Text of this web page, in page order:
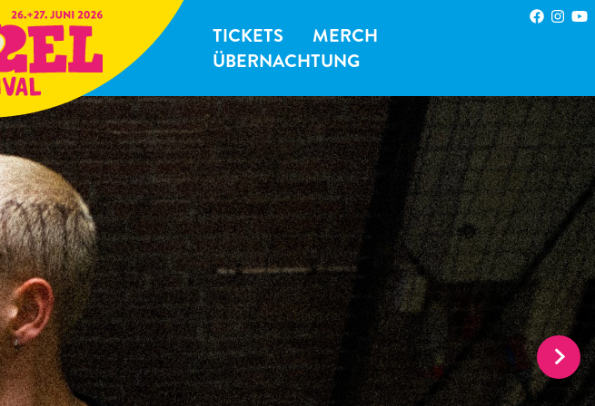
TICKETS
MERCH
ÜBERNACHTUNG